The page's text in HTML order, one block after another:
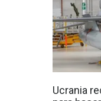
Ucrania